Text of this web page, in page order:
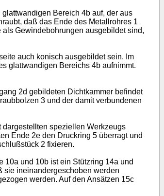
Bereich 4b auf, der aus
daß das Ende des Metallrohres 1
Gewindebohrungen ausgebildet sind,
auch konisch ausgebildet sein. Im
glattwandigen Bereichs 4b aufnimmt.
2d gebildeten Dichtkammer befindet
3 und der damit verbundenen
dargestellten speziellen Werkzeugs
Ende 2e den Druckring 5 überragt und
2 fixieren.
und 10b ist ein Stützring 14a und
sie ineinandergeschoben werden
werden. Auf den Ansätzen 15c